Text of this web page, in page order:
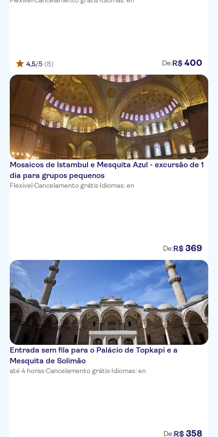
4,5/5 (8) De:R$ 400
Mosaicos de Istambul e Mesquita Azul - excursão de 1
dia para grupos pequenos
Flexível·Cancelamento grátis·Idiomas: en
De:R$ 369
Entrada sem fila para o Palácio de Topkapi e a
Mesquita de Solimão
até 4 horas·Cancelamento grátis·Idiomas: en
De:R$ 358